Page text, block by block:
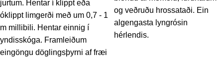
jurtum. Hentar í klippt eða
óklippt limgerði með um 0,7 - 1
m millibili. Hentar einnig í
yndisskóga. Framleiðum
eingöngu döglingsþyrni af fræi
og veðruðu hrossataði. Ein
algengasta lyngrósin
hérlendis.